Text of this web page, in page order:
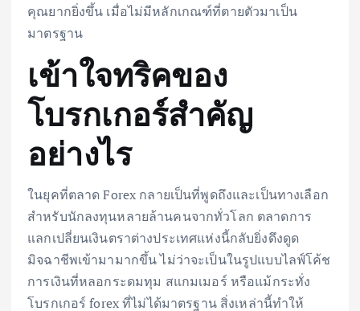
คุณยากยิ่งขึ้น เมื่อไม่มีหลักเกณฑ์ที่ตายตัวมาเป็น
มาตรฐาน
เข้าใจทริคของ
โบรกเกอร์สำคัญ
อย่างไร
ในยุคที่ตลาด Forex กลายเป็นที่พูดถึงและเป็นทางเลือก
สำหรับนักลงทุนหลายล้านคนจากทั่วโลก ตลาดการ
แลกเปลี่ยนเงินตราต่างประเทศแห่งนี้กลับยิ่งดึงดูด
มิจฉาชีพเข้ามามากขึ้น ไม่ว่าจะเป็นในรูปแบบไลฟ์โค้ช
การเงินที่หลอกระดมทุม สแกมเมอร์ หรือแม้กระทั่ง
โบรกเกอร์ forex ที่ไม่ได้มาตรฐาน สิ่งเหล่านี้ทำให้